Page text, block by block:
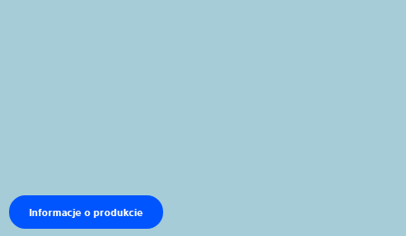
Informacje o produkcie